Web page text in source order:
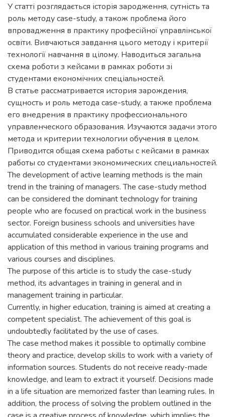
У статті розглядається історія зародження, сутність та
роль методу case-study, а також проблема його
впровадження в практику професійної управлінської
освіти. Вивчаються завдання цього методу і критерії
технології навчання в цілому. Наводиться загальна
схема роботи з кейсами в рамках роботи зі
студентами економічних спеціальностей.
В статье рассматривается история зарождения,
сущность и роль метода case-study, а также проблема
его внедрения в практику профессионального
управленческого образования. Изучаются задачи этого
метода и критерии технологии обучения в целом.
Приводится общая схема работы с кейсами в рамках
работы со студентами экономических специальностей.
The development of active learning methods is the main
trend in the training of managers. The case-study method
can be considered the dominant technology for training
people who are focused on practical work in the business
sector. Foreign business schools and universities have
accumulated considerable experience in the use and
application of this method in various training programs and
various courses and disciplines.
The purpose of this article is to study the case-study
method, its advantages in training in general and in
management training in particular.
Currently, in higher education, training is aimed at creating a
competent specialist. The achievement of this goal is
undoubtedly facilitated by the use of cases.
The case method makes it possible to optimally combine
theory and practice, develop skills to work with a variety of
information sources. Students do not receive ready-made
knowledge, and learn to extract it yourself. Decisions made
in a life situation are memorized faster than learning rules. In
addition, the process of solving the problem outlined in the